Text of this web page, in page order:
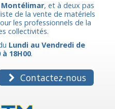
Montélimar, et à deux pas
de la vente de matériels
les professionnels de la
collectivités.
Lundi au Vendredi de
à 18H00.
Contactez-nous